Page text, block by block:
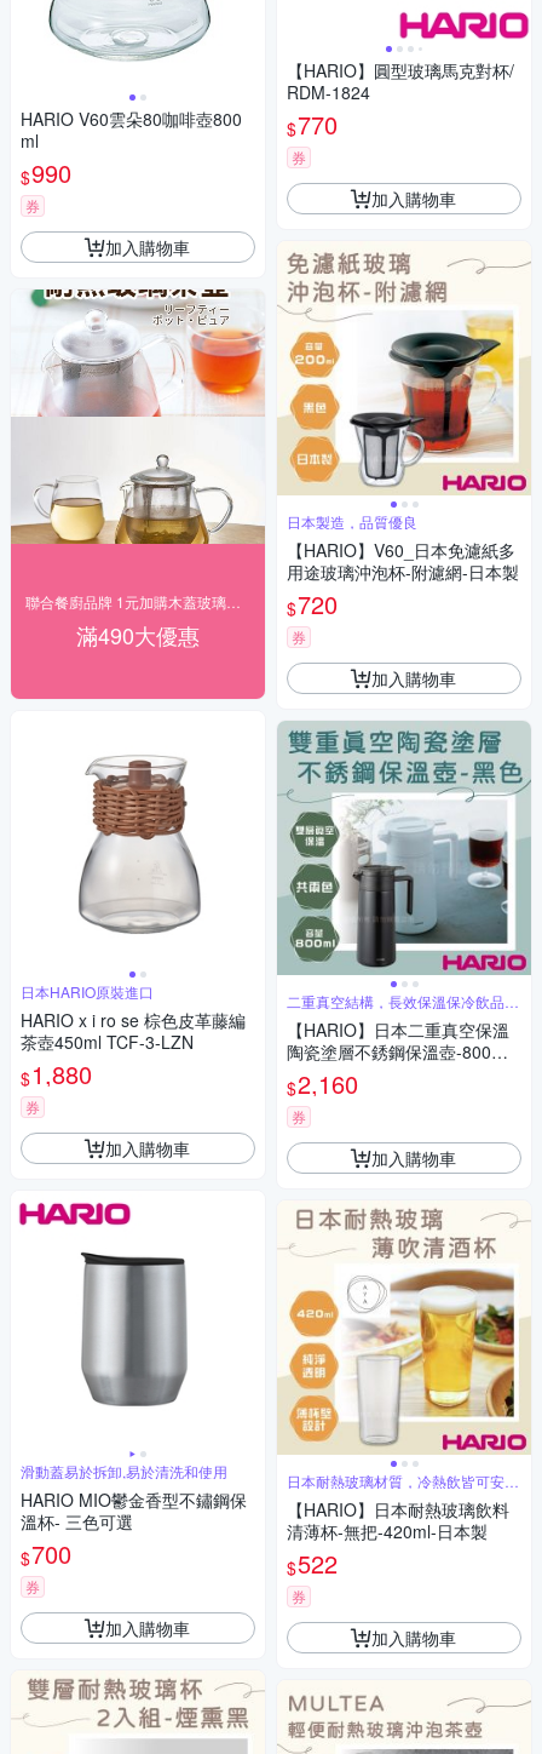
HARIO V60雲朵80咖啡壺800
ml
$990
券
加入購物車
滿490大優惠
日本HARIO原裝進口
HARIO x i ro se 棕色皮革藤編
茶壺450ml TCF-3-LZN
$1,880
券
加入購物車
滑動蓋易於拆卸,易於清洗和使用
HARIO MIO鬱金香型不鏽鋼保
溫杯- 三色可選
$700
券
加入購物車
【HARIO】圓型玻璃馬克對杯/
RDM-1824
$770
券
加入購物車
日本製造，品質優良
【HARIO】V60_日本免濾紙多
用途玻璃沖泡杯-附濾網-日本製
$720
券
加入購物車
二重真空結構，長效保溫保冷飲品風
味更持久
【HARIO】日本二重真空保溫
陶瓷塗層不銹鋼保溫壺-800ml-
黑色
$2,160
券
加入購物車
日本耐熱玻璃材質，冷熱飲皆可安心
盛裝
【HARIO】日本耐熱玻璃飲料
清薄杯-無把-420ml-日本製
$522
券
加入購物車